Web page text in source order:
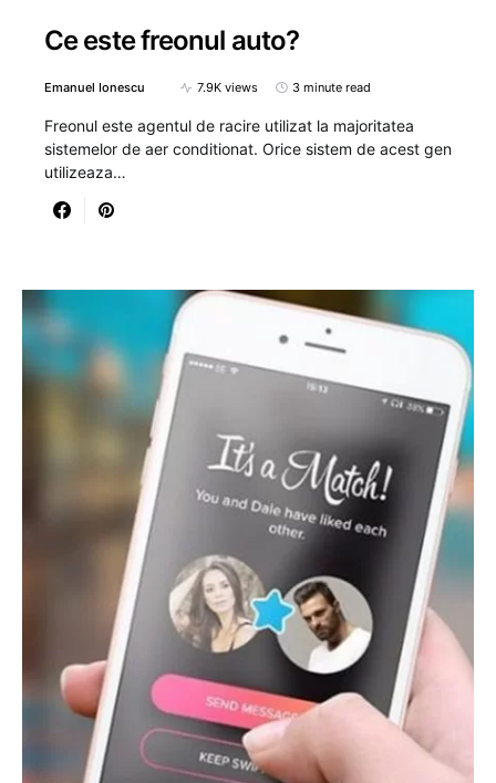
Ce este freonul auto?
Emanuel Ionescu 7.9K views 3 minute read
Freonul este agentul de racire utilizat la majoritatea
sistemelor de aer conditionat. Orice sistem de acest gen
utilizeaza…